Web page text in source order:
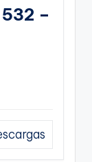
–